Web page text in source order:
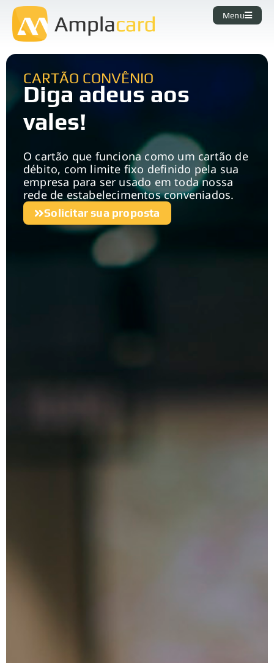
Menu
CARTÃO CONVÊNIO
Diga adeus aos
vales!
O cartão que funciona como um cartão de
débito, com limite fixo definido pela sua
empresa para ser usado em toda nossa
rede de estabelecimentos conveniados.
Solicitar sua proposta